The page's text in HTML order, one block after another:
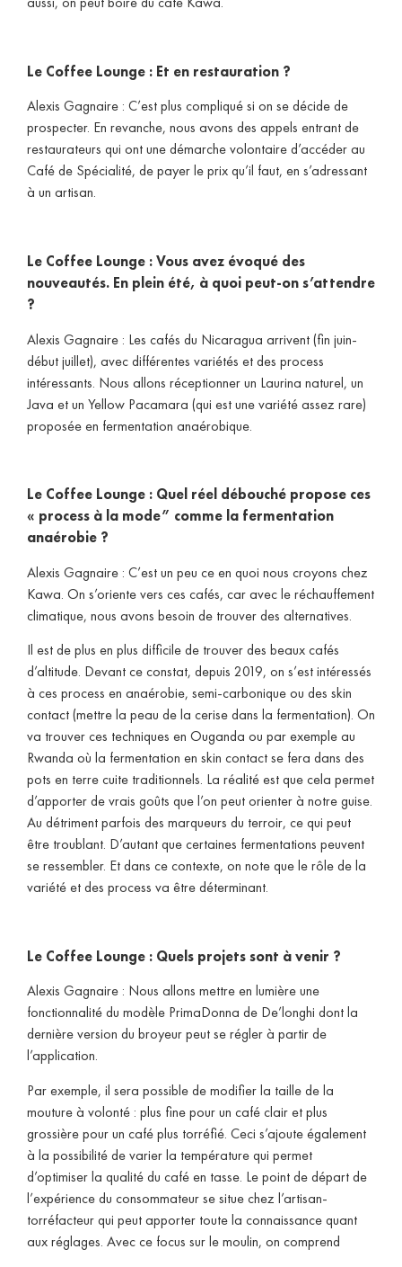
Le Coffee Lounge : Et en restauration ?
Alexis Gagnaire : C’est plus compliqué si on se décide de
prospecter. En revanche, nous avons des appels entrant de
restaurateurs qui ont une démarche volontaire d’accéder au
Café de Spécialité, de payer le prix qu’il faut, en s’adressant
à un artisan.
Le Coffee Lounge : Vous avez évoqué des
nouveautés. En plein été, à quoi peut-on s’attendre
?
Alexis Gagnaire : Les cafés du Nicaragua arrivent (fin juin-
début juillet), avec différentes variétés et des process
intéressants. Nous allons réceptionner un Laurina naturel, un
Java et un Yellow Pacamara (qui est une variété assez rare)
proposée en fermentation anaérobique.
Le Coffee Lounge : Quel réel débouché propose ces
« process à la mode” comme la fermentation
anaérobie ?
Alexis Gagnaire : C’est un peu ce en quoi nous croyons chez
Kawa. On s’oriente vers ces cafés, car avec le réchauffement
climatique, nous avons besoin de trouver des alternatives.
Il est de plus en plus difficile de trouver des beaux cafés
d’altitude. Devant ce constat, depuis 2019, on s’est intéressés
à ces process en anaérobie, semi-carbonique ou des skin
contact (mettre la peau de la cerise dans la fermentation). On
va trouver ces techniques en Ouganda ou par exemple au
Rwanda où la fermentation en skin contact se fera dans des
pots en terre cuite traditionnels. La réalité est que cela permet
d’apporter de vrais goûts que l’on peut orienter à notre guise.
Au détriment parfois des marqueurs du terroir, ce qui peut
être troublant. D’autant que certaines fermentations peuvent
se ressembler. Et dans ce contexte, on note que le rôle de la
variété et des process va être déterminant.
Le Coffee Lounge : Quels projets sont à venir ?
Alexis Gagnaire : Nous allons mettre en lumière une
fonctionnalité du modèle PrimaDonna de De’longhi dont la
dernière version du broyeur peut se régler à partir de
l’application.
Par exemple, il sera possible de modifier la taille de la
mouture à volonté : plus fine pour un café clair et plus
grossière pour un café plus torréfié. Ceci s’ajoute également
à la possibilité de varier la température qui permet
d’optimiser la qualité du café en tasse. Le point de départ de
l’expérience du consommateur se situe chez l’artisan-
torréfacteur qui peut apporter toute la connaissance quant
aux réglages. Avec ce focus sur le moulin, on comprend